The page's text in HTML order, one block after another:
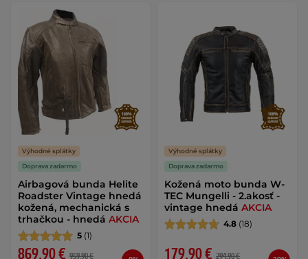
Výhodné splátky
Doprava zadarmo
Airbagová bunda Helite
Roadster Vintage hnedá
kožená, mechanická s
trhačkou - hnedá AKCIA
5 (1)
869,90 € 959,90 €
Výhodné splátky
Doprava zadarmo
Kožená moto bunda W-
TEC Mungelli - 2.akosť -
vintage hnedá AKCIA
4.8 (18)
179,90 € 294,90 €